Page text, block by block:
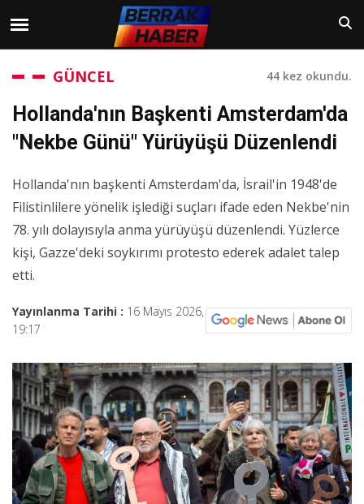
GÜNCEL 44 kez okundu.
Hollanda'nın Başkenti Amsterdam'da
"Nekbe Günü" Yürüyüşü Düzenlendi
Hollanda'nın başkenti Amsterdam'da, İsrail'in 1948'de
Filistinlilere yönelik işlediği suçları ifade eden Nekbe'nin
78. yılı dolayısıyla anma yürüyüşü düzenlendi. Yüzlerce
kişi, Gazze'deki soykırımı protesto ederek adalet talep
etti.
Yayınlanma Tarihi : 16 Mayıs 2026,
19:17